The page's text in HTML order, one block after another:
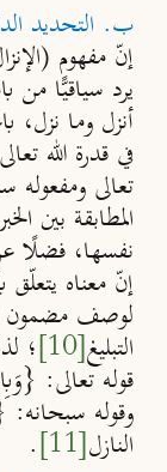
ب. التحديد
إنّ مفهوم
يرد سياقيًّا من
أنزل وما نزل،
في قدرة الله
تعالى
المطابقة بين
نفسها، فضلًا
إنّ معناه
لوصف مضمون
التبليغ[10] ؛
قوله تعالى:
وقوله
النازل[11]
.